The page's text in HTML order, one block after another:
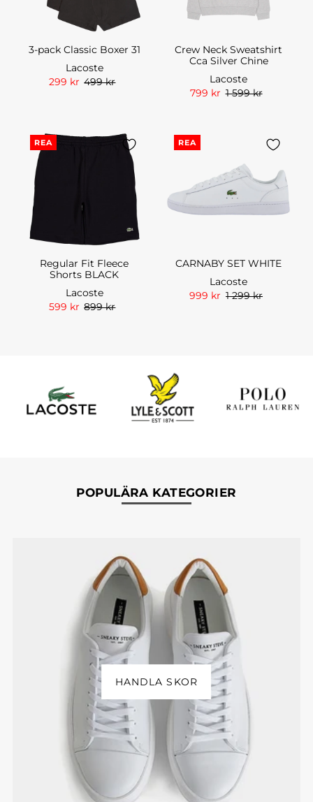
3-pack Classic Boxer 31
Lacoste
299 kr 499 kr
Crew Neck Sweatshirt
Cca Silver Chine
Lacoste
799 kr 1 599 kr
REA
Regular Fit Fleece
Shorts BLACK
Lacoste
599 kr 899 kr
REA
CARNABY SET WHITE
Lacoste
999 kr 1 299 kr
POPULÄRA KATEGORIER
HANDLA SKOR